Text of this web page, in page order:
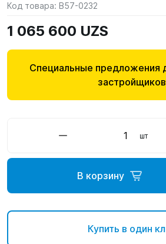
Код товара: B57-0232
1 065 600 UZS
Специальные предложения
застройщиков
шт
В корзину
Купить в один